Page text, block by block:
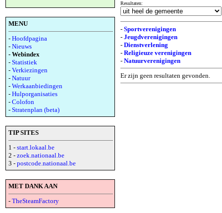
MENU
- Hoofdpagina
- Nieuws
- Webindex
- Statistiek
- Verkiezingen
- Natuur
- Werkaanbiedingen
- Hulporganisaties
- Colofon
- Stratenplan (beta)
TIP SITES
1 - start.lokaal.be
2 - zoek.nationaal.be
3 - postcode.nationaal.be
MET DANK AAN
- TheSteamFactory
Resultaten:
- Sportverenigingen
- Jeugdverenigingen
- Dienstverlening
- Religieuze verenigingen
- Natuurverenigingen
Er zijn geen resultaten gevonden.